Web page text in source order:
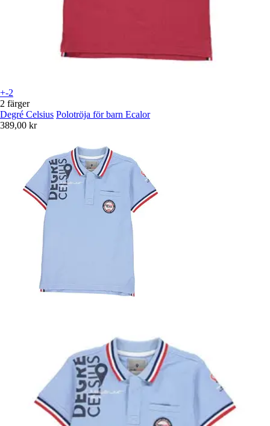
+-2
2 färger
Degré Celsius Polotröja för barn Ecalor
389,00 kr